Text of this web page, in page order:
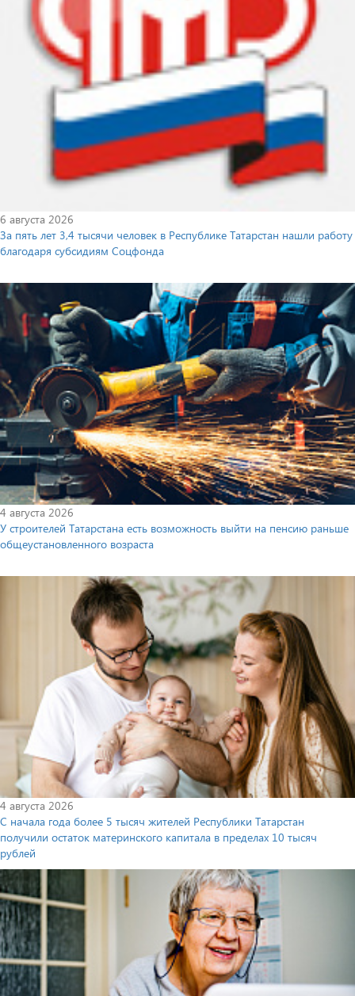
6 августа 2026
За пять лет 3,4 тысячи человек в Республике Татарстан нашли работу
благодаря субсидиям Соцфонда
4 августа 2026
У строителей Татарстана есть возможность выйти на пенсию раньше
общеустановленного возраста
4 августа 2026
С начала года более 5 тысяч жителей Республики Татарстан
получили остаток материнского капитала в пределах 10 тысяч
рублей